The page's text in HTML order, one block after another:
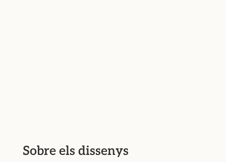
Sobre els dissenys